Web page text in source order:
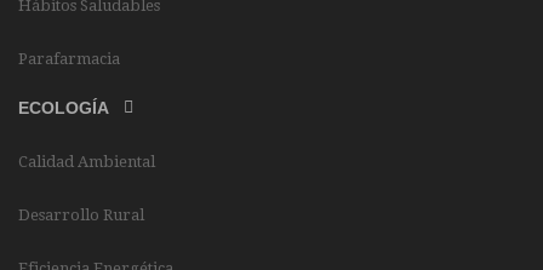
Hábitos Saludables
Parafarmacia
ECOLOGÍA
Calidad Ambiental
Desarrollo Rural